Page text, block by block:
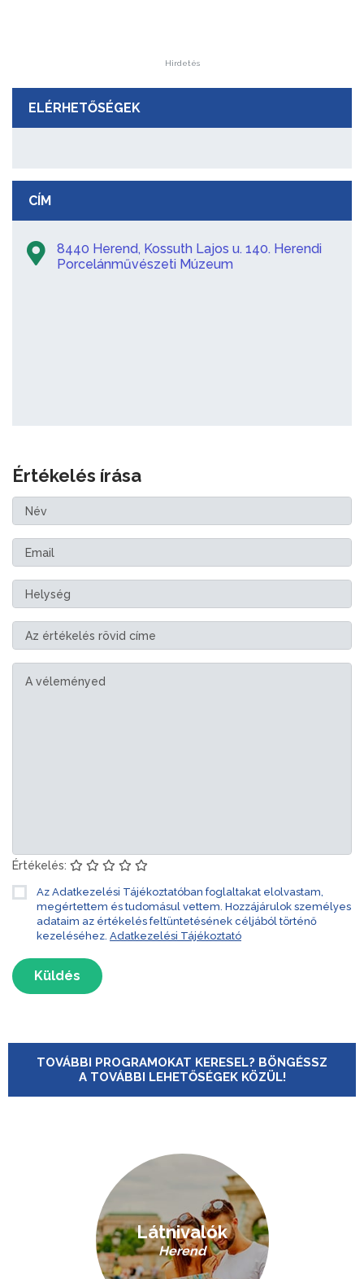
Hirdetés
ELÉRHETŐSÉGEK
CÍM
8440 Herend, Kossuth Lajos u. 140. Herendi
Porcelánművészeti Múzeum
Értékelés írása
Értékelés:
Az Adatkezelési Tájékoztatóban foglaltakat elolvastam,
megértettem és tudomásul vettem. Hozzájárulok személyes
adataim az értékelés feltüntetésének céljából történő
kezeléséhez. Adatkezelési Tájékoztató
Küldés
TOVÁBBI PROGRAMOKAT KERESEL? BÖNGÉSSZ
A TOVÁBBI LEHETŐSÉGEK KÖZÜL!
Látnivalók
Herend